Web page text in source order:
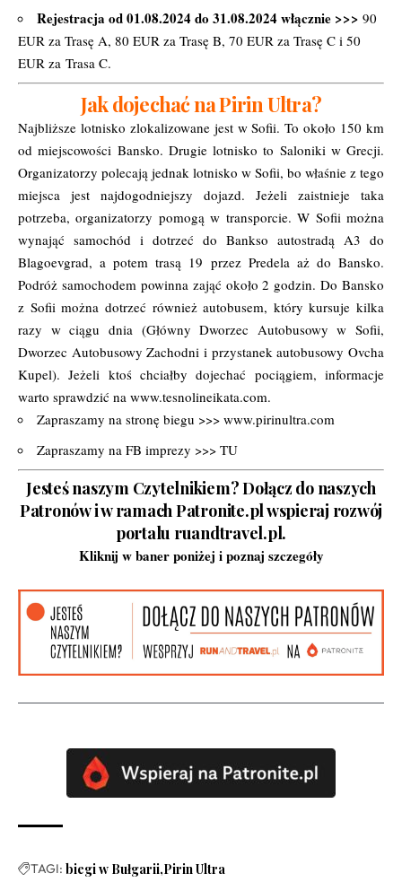
Rejestracja od 01.08.2024 do 31.08.2024 włącznie >>> 90
EUR za Trasę A, 80 EUR za Trasę B, 70 EUR za Trasę C i 50
EUR za Trasa C.
Jak dojechać na Pirin Ultra?
Najbliższe lotnisko zlokalizowane jest w Sofii. To około 150 km
od miejscowości Bansko. Drugie lotnisko to Saloniki w Grecji.
Organizatorzy polecają jednak lotnisko w Sofii, bo właśnie z tego
miejsca jest najdogodniejszy dojazd. Jeżeli zaistnieje taka
potrzeba, organizatorzy pomogą w transporcie. W Sofii można
wynająć samochód i dotrzeć do Bankso autostradą A3 do
Blagoevgrad, a potem trasą 19 przez Predela aż do Bansko.
Podróż samochodem powinna zająć około 2 godzin. Do Bansko
z Sofii można dotrzeć również autobusem, który kursuje kilka
razy w ciągu dnia (Główny Dworzec Autobusowy w Sofii,
Dworzec Autobusowy Zachodni i przystanek autobusowy Ovcha
Kupel). Jeżeli ktoś chciałby dojechać pociągiem, informacje
warto sprawdzić na www.tesnolineikata.com.
Zapraszamy na stronę biegu >>> www.pirinultra.com
Zapraszamy na FB imprezy >>> TU
Jesteś naszym Czytelnikiem? Dołącz do naszych
Patronów i w ramach Patronite.pl wspieraj rozwój
portalu ruandtravel.pl.
Kliknij w baner poniżej i poznaj szczegóły
TAGI: biegi w Bułgarii Pirin Ultra